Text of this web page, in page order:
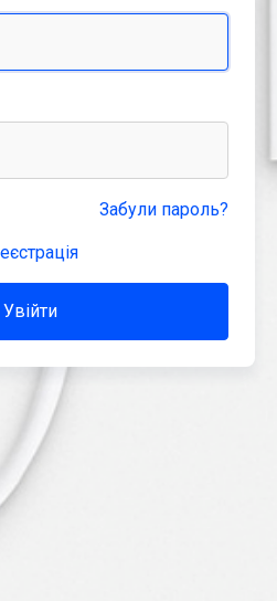
Забули пароль?